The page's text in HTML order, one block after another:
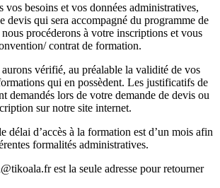
besoins et vos données administratives,
devis qui sera accompagné du programme de
procéderons à votre inscriptions et vous
contrat de formation.
vérifié, au préalable la validité de vos
qui en possèdent. Les justificatifs de
demandés lors de votre demande de devis ou
sur notre site internet.
délai d’accès à la formation est d’un mois afin
formalités administratives.
est la seule adresse pour retourner